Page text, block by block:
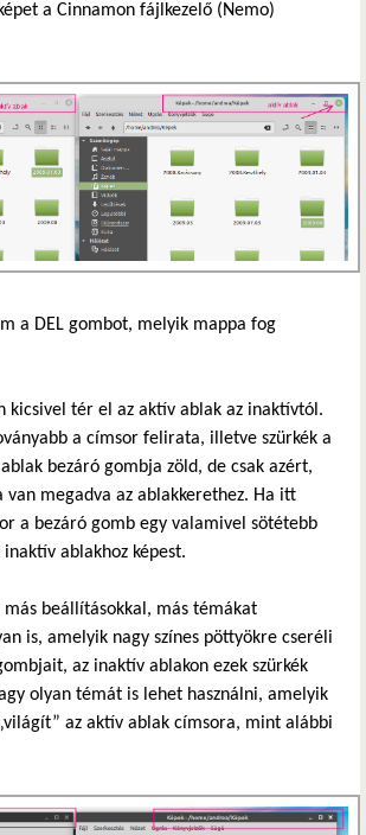
a Cinnamon fájlkezelő (Nemo)
a DEL gombot, melyik mappa fog
kicsivel tér el az aktív ablak az inaktívtól.
a címsor felirata, illetve szürkék a
bezáró gombja zöld, de csak azért,
megadva az ablakkerethez. Ha itt
a bezáró gomb egy valamivel sötétebb
inaktív ablakhoz képest.
más beállításokkal, más témákat
is, amelyik nagy színes pöttyökre cseréli
az inaktív ablakon ezek szürkék
olyan témát is lehet használni, amelyik
az aktív ablak címsora, mint alábbi